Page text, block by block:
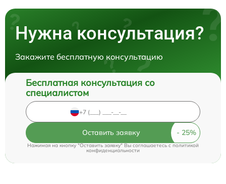
Нужна консультация?
Закажите бесплатную консультацию
Бесплатная консультация со
специалистом
Оставить заявку
Нажимая на кнопку "Оставить заявку" Вы соглашаетесь cполитикой
конфиденциальности